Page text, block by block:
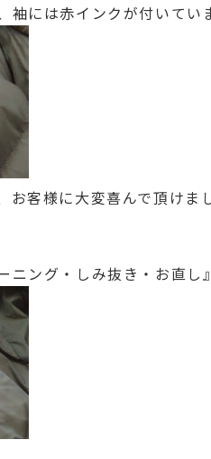
袖には赤インクが付いて
お客様に大変喜んで頂け
ニング・しみ抜き・お直